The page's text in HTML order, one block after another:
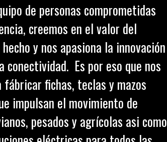
de personas comprometidas
creemos en el valor del
y nos apasiona la innovación
conectividad. Es por eso que nos
fábricar fichas, teclas y mazos
impulsan el movimiento de
pesados y agrícolas asi como